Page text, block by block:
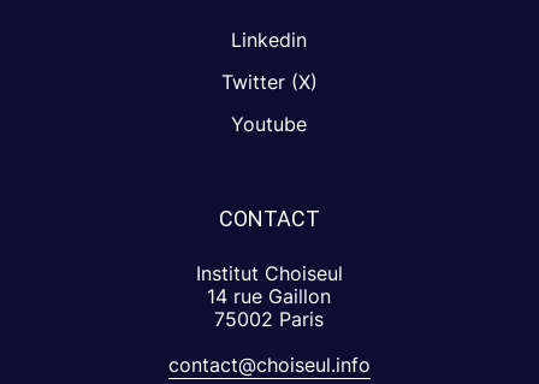
Linkedin
Twitter (X)
Youtube
CONTACT
Institut Choiseul
14 rue Gaillon
75002 Paris
contact@choiseul.info